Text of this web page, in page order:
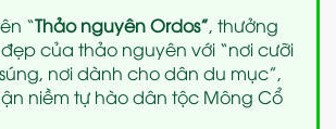
“Thảo nguyên Ordos”, thưởng
của thảo nguyên với “nơi cưỡi
nơi dành cho dân du mục”,
niềm tự hào dân tộc Mông Cổ